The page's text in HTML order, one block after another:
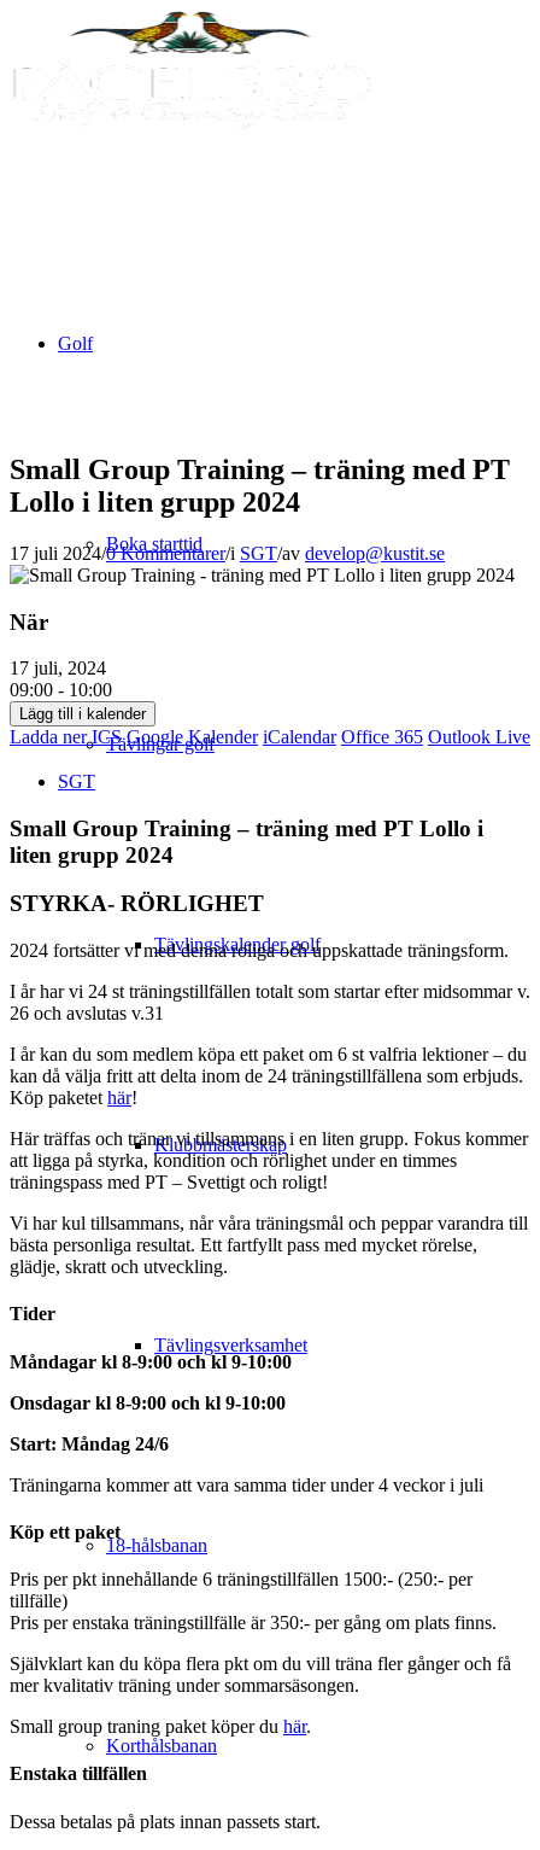
Golf
Boka starttid
Tävlingar golf
Tävlingskalender golf
Klubbmästerskap
Tävlingsverksamhet
18-hålsbanan
Korthålsbanan
Small Group Training – träning med PT
Lollo i liten grupp 2024
17 juli 2024/0 Kommentarer/i SGT/av develop@kustit.se
När
17 juli, 2024
09:00 - 10:00
Lägg till i kalender
Ladda ner ICS Google Kalender iCalendar Office 365 Outlook Live
SGT
Small Group Training – träning med PT Lollo i
liten grupp 2024
STYRKA- RÖRLIGHET
2024 fortsätter vi med denna roliga och uppskattade träningsform.
I år har vi 24 st träningstillfällen totalt som startar efter midsommar v.
26 och avslutas v.31
I år kan du som medlem köpa ett paket om 6 st valfria lektioner – du
kan då välja fritt att delta inom de 24 träningstillfällena som erbjuds.
Köp paketet här!
Här träffas och tränar vi tillsammans i en liten grupp. Fokus kommer
att ligga på styrka, kondition och rörlighet under en timmes
träningspass med PT – Svettigt och roligt!
Vi har kul tillsammans, når våra träningsmål och peppar varandra till
bästa personliga resultat. Ett fartfyllt pass med mycket rörelse,
glädje, skratt och utveckling.
Tider
Måndagar kl 8-9:00 och kl 9-10:00
Onsdagar kl 8-9:00 och kl 9-10:00
Start: Måndag 24/6
Träningarna kommer att vara samma tider under 4 veckor i juli
Köp ett paket
Pris per pkt innehållande 6 träningstillfällen 1500:- (250:- per
tillfälle)
Pris per enstaka träningstillfälle är 350:- per gång om plats finns.
Självklart kan du köpa flera pkt om du vill träna fler gånger och få
mer kvalitativ träning under sommarsäsongen.
Small group traning paket köper du här.
Enstaka tillfällen
Dessa betalas på plats innan passets start.